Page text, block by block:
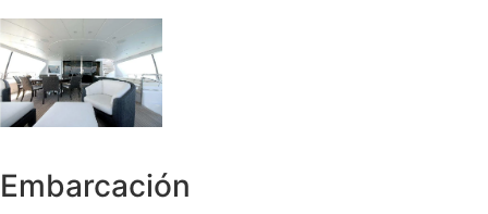
Embarcación